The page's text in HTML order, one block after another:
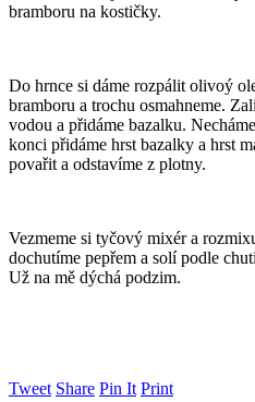
bramboru na kostičky.
Do hrnce si dáme rozpálit olivoý
bramboru a trochu osmahneme.
vodou a přidáme bazalku.
konci přidáme hrst bazalky a hrst
povařit a odstavíme z plotny.
Vezmeme si tyčový mixér a
dochutíme pepřem a solí podle
Už na mě dýchá podzim.
Tweet Share Pin It Print